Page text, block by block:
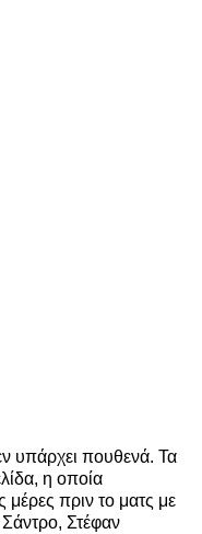
υπάρχει πουθενά. Τα
η οποία
μέρες πριν το ματς με
Στέφαν